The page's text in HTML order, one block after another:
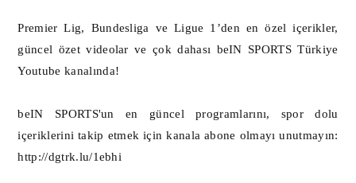
Premier Lig, Bundesliga ve Ligue 1’den en özel içerikler,
güncel özet videolar ve çok dahası beIN SPORTS Türkiye
Youtube kanalında!
beIN SPORTS'un en güncel programlarını, spor dolu
içeriklerini takip etmek için kanala abone olmayı unutmayın:
http://dgtrk.lu/1ebhi